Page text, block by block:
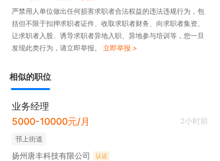
严禁用人单位做出任何损害求职者合法权益的违法违规行为，包
括但不限于扣押求职者证件、收取求职者财务、向求职者集资、
让求职者入股、诱导求职者异地入职、异地参与培训等，您一旦
发现此类行为，请立即举报。 立即举报 >
相似的职位
业务经理
5000-10000元/月
2小时前
邗上街道
扬州唐丰科技有限公司 认证